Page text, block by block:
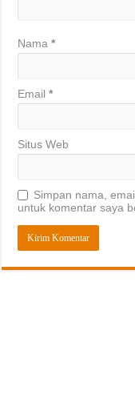
Nama*
Email*
Situs Web
Simpan nama,
untuk komentar saya